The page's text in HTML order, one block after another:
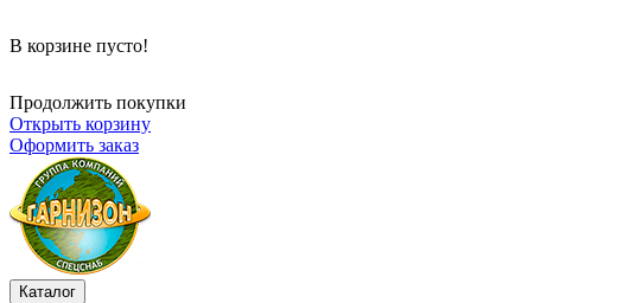
В корзине пусто!
Продолжить покупки
Открыть корзину
Оформить заказ
Каталог